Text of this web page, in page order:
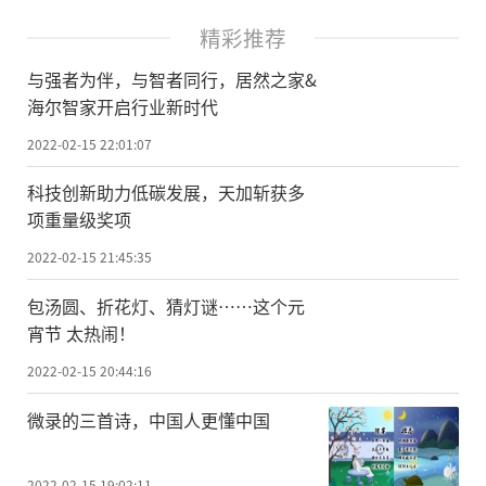
精彩推荐
与强者为伴，与智者同行，居然之家&
海尔智家开启行业新时代
2022-02-15 22:01:07
科技创新助力低碳发展，天加斩获多
项重量级奖项
2022-02-15 21:45:35
包汤圆、折花灯、猜灯谜……这个元
宵节 太热闹！
2022-02-15 20:44:16
微录的三首诗，中国人更懂中国